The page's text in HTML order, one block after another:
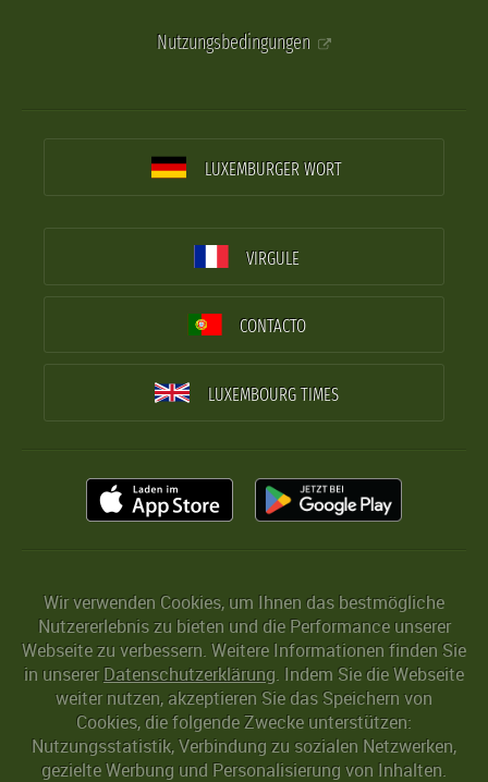
Nutzungsbedingungen
LUXEMBURGER WORT
VIRGULE
CONTACTO
LUXEMBOURG TIMES
Wir verwenden Cookies, um Ihnen das bestmögliche
Nutzererlebnis zu bieten und die Performance unserer
Webseite zu verbessern. Weitere Informationen finden Sie
in unserer Datenschutzerklärung. Indem Sie die Webseite
weiter nutzen, akzeptieren Sie das Speichern von
Cookies, die folgende Zwecke unterstützen:
Nutzungsstatistik, Verbindung zu sozialen Netzwerken,
gezielte Werbung und Personalisierung von Inhalten.